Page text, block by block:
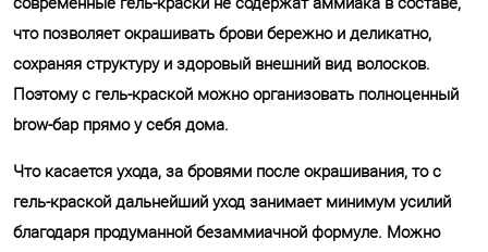
что позволяет окрашивать брови бережно и деликатно,
сохраняя структуру и здоровый внешний вид волосков.
Поэтому с гель-краской можно организовать полноценный
brow-бар прямо у себя дома.
Что касается ухода, за бровями после окрашивания, то с
гель-краской дальнейший уход занимает минимум усилий
благодаря продуманной безаммиачной формуле. Можно